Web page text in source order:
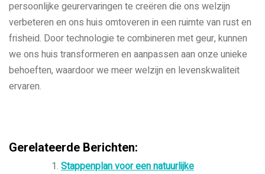
persoonlijke geurervaringen te creëren die ons welzijn
verbeteren en ons huis omtoveren in een ruimte van rust en
frisheid. Door technologie te combineren met geur, kunnen
we ons huis transformeren en aanpassen aan onze unieke
behoeften, waardoor we meer welzijn en levenskwaliteit
ervaren.
Gerelateerde Berichten:
Stappenplan voor een natuurlijke